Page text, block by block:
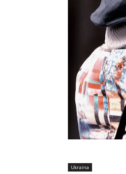
Ukraina